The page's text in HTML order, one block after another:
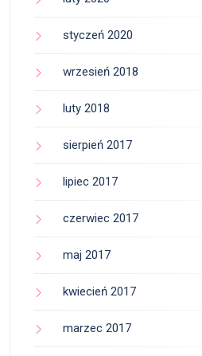
styczeń 2020
wrzesień 2018
luty 2018
sierpień 2017
lipiec 2017
czerwiec 2017
maj 2017
kwiecień 2017
marzec 2017